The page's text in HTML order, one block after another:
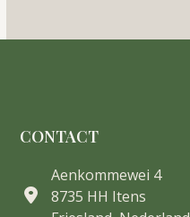
CONTACT
Aenkommewei 4
8735 HH Itens